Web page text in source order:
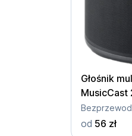
Głośnik
MusicCast
od 56 zł